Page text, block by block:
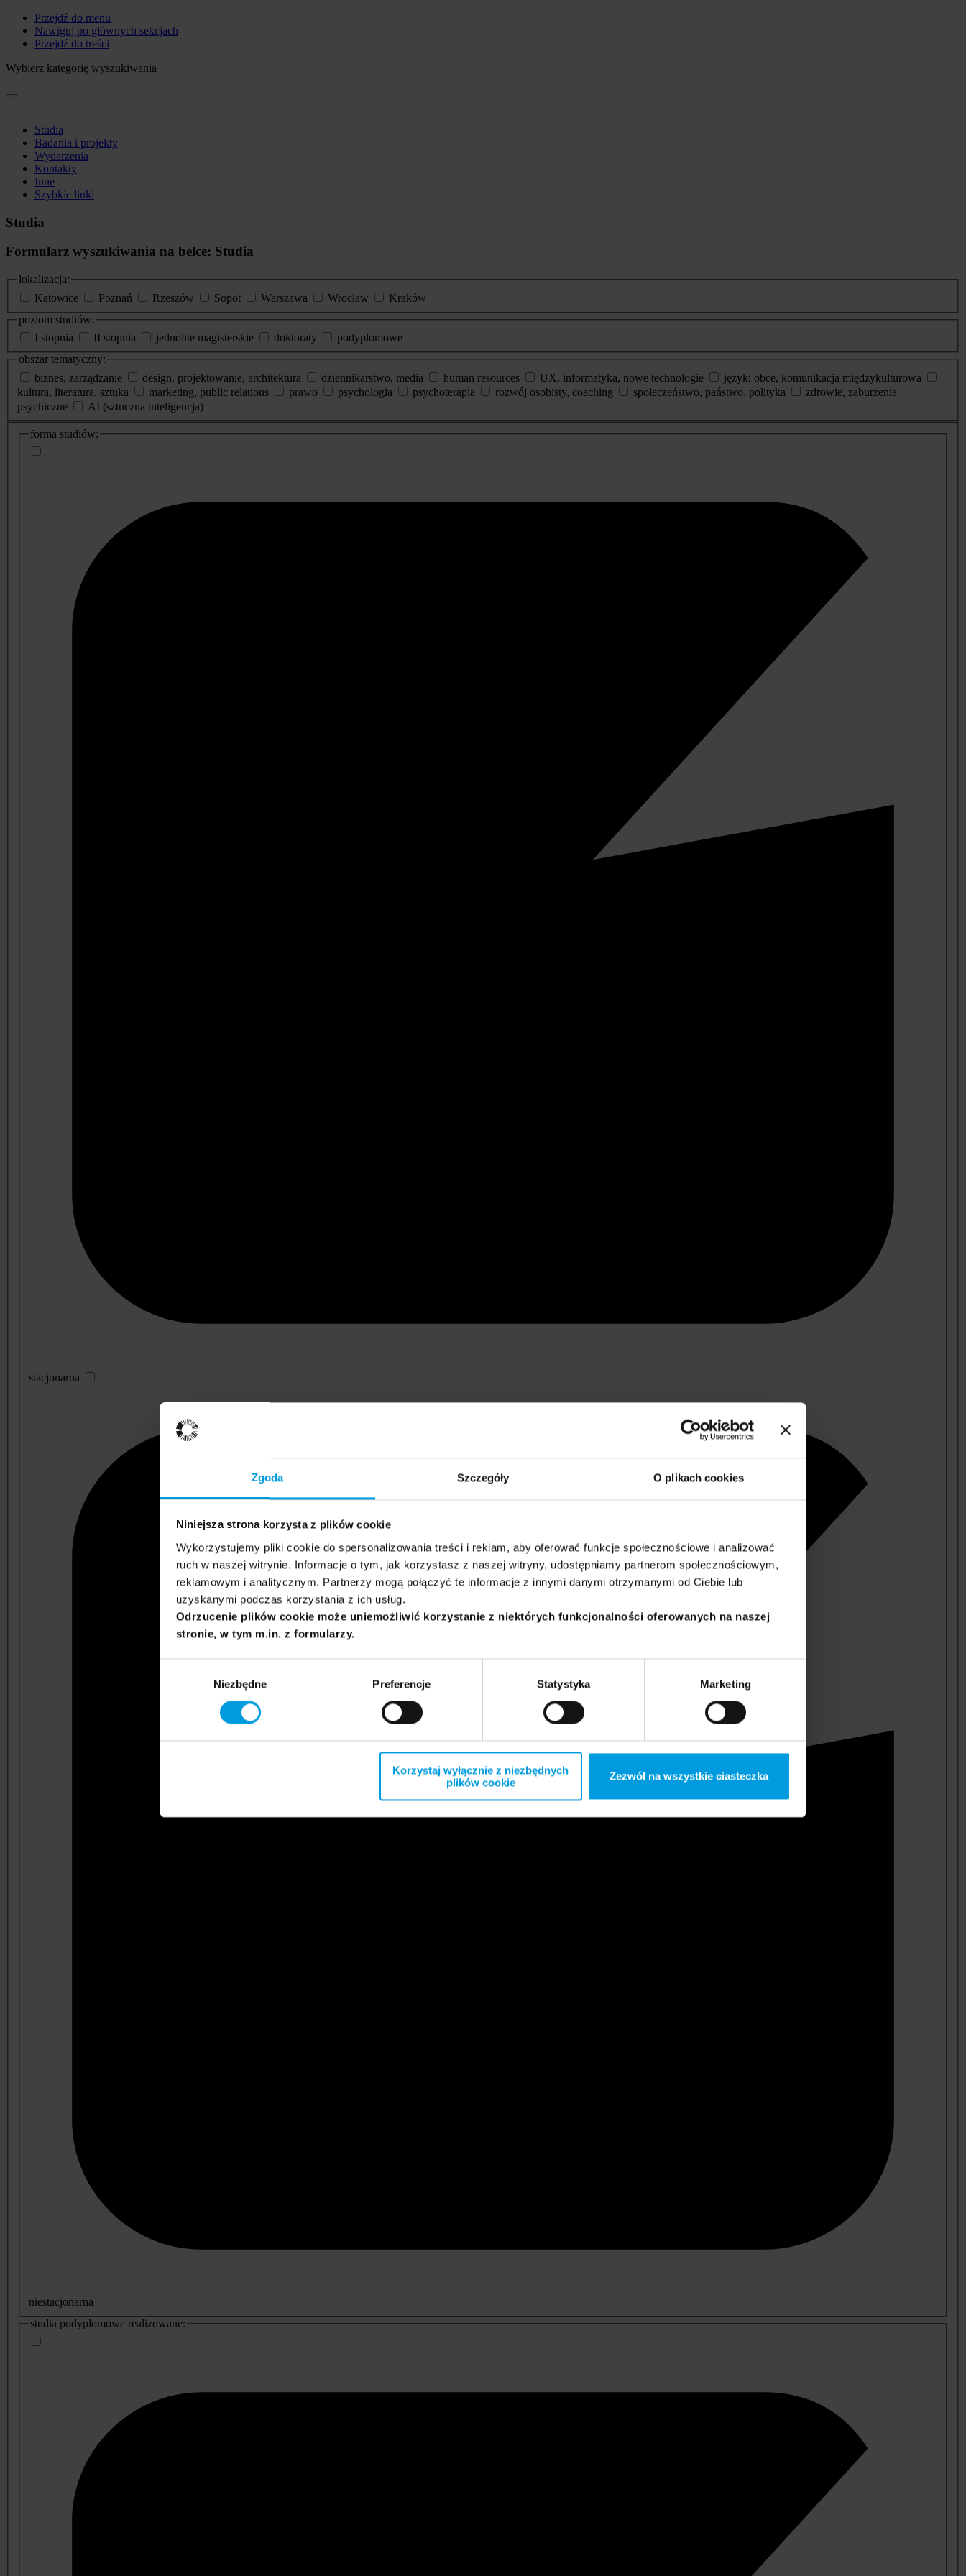
Zgoda Szczegóły O plikach cookies
Niniejsza strona korzysta z plików cookie
Wykorzystujemy pliki cookie do spersonalizowania treści i reklam, aby oferować funkcje społecznościowe i analizować
ruch w naszej witrynie. Informacje o tym, jak korzystasz z naszej witryny, udostępniamy partnerom społecznościowym,
reklamowym i analitycznym. Partnerzy mogą połączyć te informacje z innymi danymi otrzymanymi od Ciebie lub
uzyskanymi podczas korzystania z ich usług.
Odrzucenie plików cookie może uniemożliwić korzystanie z niektórych funkcjonalności oferowanych na naszej
stronie, w tym m.in. z formularzy.
Niezbędne Preferencje Statystyka Marketing
Korzystaj wyłącznie z niezbędnych
plików cookie
Zezwól na wszystkie ciasteczka
Przejdź do menu
Nawiguj po głównych sekcjach
Przejdź do treści
Wybierz kategorię wyszukiwania
Studia
Badania i projekty
Wydarzenia
Kontakty
Inne
Szybkie linki
Studia
Formularz wyszukiwania na belce: Studia
lokalizacja:
Katowice
Poznań Rzeszów Sopot Warszawa Wrocław
Kraków
poziom studiów:
I stopnia
II stopnia jednolite magisterskie doktoraty
podyplomowe
obszar tematyczny:
biznes, zarządzanie
design, projektowanie, architektura dziennikarstwo, media human resources UX, informatyka, nowe technologie
języki obce, komunikacja międzykulturowa
kultura, literatura, sztuka
marketing, public relations prawo psychologia psychoterapia rozwój osobisty, coaching społeczeństwo, państwo, polityka
zdrowie, zaburzenia
psychiczne
AI (sztuczna inteligencja)
dodatkowe
informacje
forma studiów:
stacjonarna
niestacjonarna
studia podyplomowe realizowane: